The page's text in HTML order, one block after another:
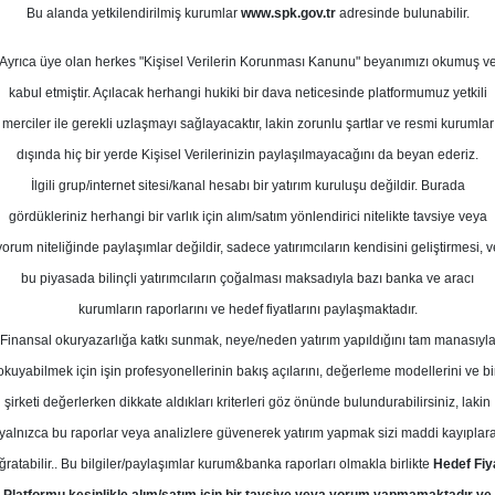
2025
Potansiyeli
Kurum Sayısı
12
2
Pazartesi, 11 Ağustos 2025
Finansman HALKB Hedef Fiyat
HALKB-Halkbank için
37,54 TL'ye yükseltti, tavsiyesini
Bu alanda yetkilendirilmiş kurumlar www.spk.gov.tradresinde bulunabilir.
Ayrıca üye olan herkes "Kişisel Verilerin Korunması Kanunu" beyanımızı okumuş ve
kabul etmiştir. Açılacak herhangi hukiki bir dava neticesinde platformumuz yetkili
merciler ile gerekli uzlaşmayı sağlayacaktır, lakin zorunlu şartlar ve resmi kurumlar
dışında hiç bir yerde Kişisel Verilerinizin paylaşılmayacağını da beyan ederiz.
İlgili grup/internet sitesi/kanal hesabı bir yatırım kuruluşu değildir. Burada
gördükleriniz herhangi bir varlık için alım/satım yönlendirici nitelikte tavsiye veya
niteliğinde paylaşımlar değildir, sadece yatırımcıların kendisini geliştirmesi,
bu piyasada bilinçli yatırımcıların çoğalması maksadıyla bazı banka ve aracı
kurumların raporlarını ve hedef fiyatlarını paylaşmaktadır.
Finansal okuryazarlığa katkı sunmak, neye/neden yatırım yapıldığını tam manasıyla
için işin profesyonellerinin bakış açılarını, değerleme modellerini ve
şirketi değerlerken dikkate aldıkları kriterleri göz önünde bulundurabilirsiniz, lakin
yalnızca bu raporlar veya analizlere güvenerek yatırım yapmak sizi maddi
Bu bilgiler/paylaşımlar kurum&banka raporları olmakla birlikte Hedef